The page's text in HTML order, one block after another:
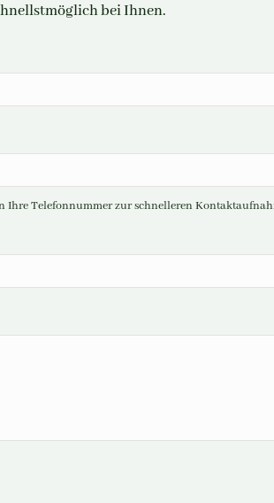
bei Ihnen.
Ihre Telefonnummer zur schnelleren